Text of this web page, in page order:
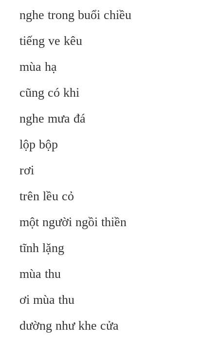
nghe trong buổi chiều
tiếng ve kêu
mùa hạ
cũng có khi
nghe mưa đá
lộp bộp
rơi
trên lều cỏ
một người ngồi thiền
tĩnh lặng
mùa thu
ơi mùa thu
dường như khe cửa